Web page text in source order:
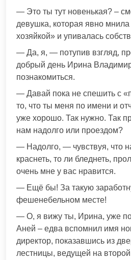
— Это ты тут новенькая? –
девушка, которая явно
хозяйкой» и упивалась
— Да, я, — потупив взгляд,
добрый день Ирина
познакомиться.
— Давай пока не спешить с
то, что ты меня по имени и
уже хорошо. Так нужно. Так
нам надолго или проездом?
— Надолго, — чувствуя, что
краснеть, то ли бледнеть,
очень мне у вас нравится.
— Ещё бы! За такую
фешенебельном месте!
— О, я вижу ты, Ирина, уже
Аней – едва вспомнил имя
директор, показавшись из
лестницы, ведущей на